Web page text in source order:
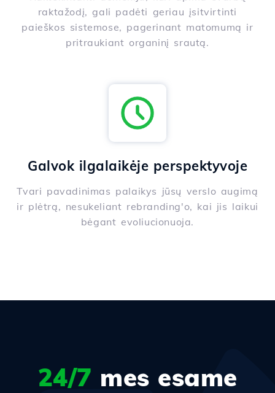
raktažodį, gali padėti geriau įsitvirtinti
paieškos sistemose, pagerinant matomumą ir
pritraukiant organinį srautą.
Galvok ilgalaikėje perspektyvoje
Tvari pavadinimas palaikys jūsų verslo augimą
ir plėtrą, nesukeliant rebranding'o, kai jis laikui
bėgant evoliucionuoja.
24/7 mes esame